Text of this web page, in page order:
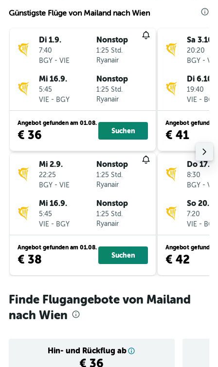
Günstigste Flüge von Mailand nach Wien
Di 1.9.
7:40
BGY - VIE
Nonstop
1:25 Std.
Ryanair
Mi 16.9.
5:45
VIE - BGY
Nonstop
1:25 Std.
Ryanair
Angebot gefunden am 01.08.
€ 36 Suchen
Mi 2.9.
22:25
BGY - VIE
Nonstop
1:25 Std.
Ryanair
Mi 16.9.
5:45
VIE - BGY
Nonstop
1:25 Std.
Ryanair
Angebot gefunden am 01.08.
€ 38 Suchen
Sa 3.10.
20:20
BGY - VIE
Di 6.10.
19:40
VIE - BGY
Angebot gefunden
€ 41
Do 17.9.
8:30
BGY - VIE
So 20.9.
7:20
VIE - BGY
Angebot gefunden
€ 42
Finde Flugangebote von Mailand
nach Wien
Hin- und Rückflug ab
€ 36